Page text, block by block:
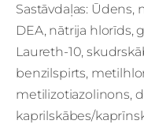
Sastāvdaļas: Ūdens,
DEA, nātrija hlorīds,
Laureth-10,
benzilspirts,
metilizotiazolinons,
kaprilskābes/